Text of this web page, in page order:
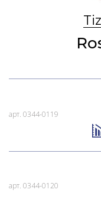
арт. 0344-0119
арт. 0344-0120